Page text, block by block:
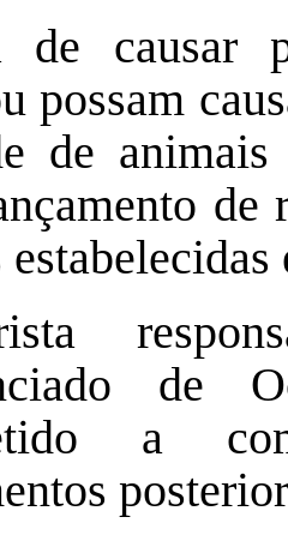
de causar
possam
de
de
de
a